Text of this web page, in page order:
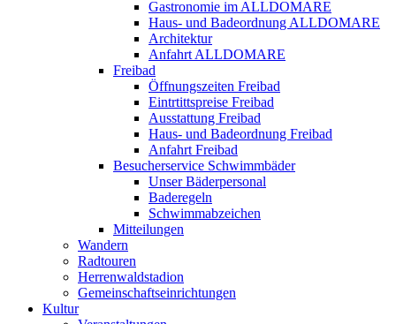
Gastronomie im ALLDOMARE
Haus- und Badeordnung ALLDOMARE
Architektur
Anfahrt ALLDOMARE
Freibad
Öffnungszeiten Freibad
Eintrtittspreise Freibad
Ausstattung Freibad
Haus- und Badeordnung Freibad
Anfahrt Freibad
Besucherservice Schwimmbäder
Unser Bäderpersonal
Baderegeln
Schwimmabzeichen
Mitteilungen
Wandern
Radtouren
Herrenwaldstadion
Gemeinschaftseinrichtungen
Kultur